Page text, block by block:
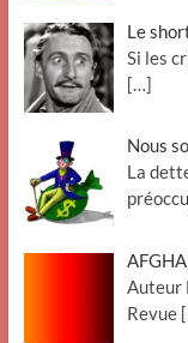
Le
Si les
[…]
Nous
La
Auteur
Revue